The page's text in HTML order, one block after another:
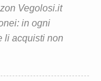
Vegolosi.it
in ogni
li acquisti non